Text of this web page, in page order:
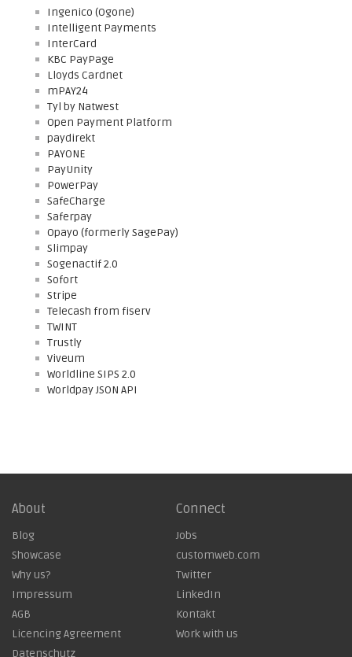
Ingenico (Ogone)
Intelligent Payments
InterCard
KBC PayPage
Lloyds Cardnet
mPAY24
Tyl by Natwest
Open Payment Platform
paydirekt
PAYONE
PayUnity
PowerPay
SafeCharge
Saferpay
Opayo (formerly SagePay)
Slimpay
Sogenactif 2.0
Sofort
Stripe
Telecash from fiserv
TWINT
Trustly
Viveum
Worldline SIPS 2.0
Worldpay JSON API
About
Blog
Showcase
Why us?
Impressum
AGB
Licencing Agreement
Datenschutz
Connect
Jobs
customweb.com
Twitter
LinkedIn
Kontakt
Work with us